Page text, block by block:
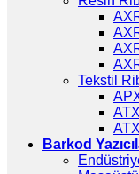
Tekstil
Barkod